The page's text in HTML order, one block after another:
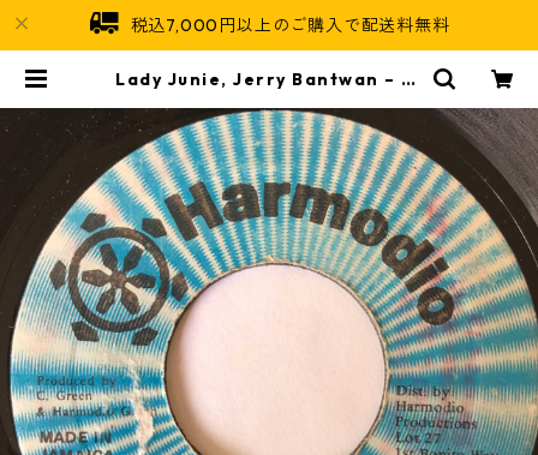
税込7,000円以上のご購入で配送料無料
Lady Junie, Jerry Bantwan ‎– St
can Soul